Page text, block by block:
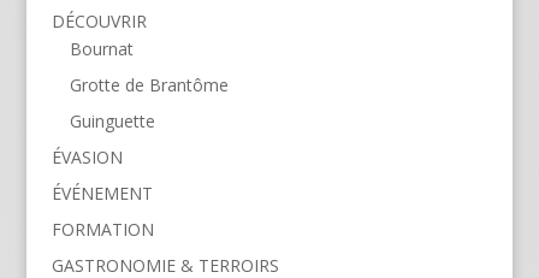
DÉCOUVRIR
Bournat
Grotte de Brantôme
Guinguette
ÉVASION
ÉVÉNEMENT
FORMATION
GASTRONOMIE & TERROIRS